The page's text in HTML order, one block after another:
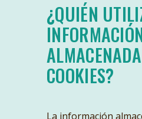
¿QUIÉN
COOKIES?
La información